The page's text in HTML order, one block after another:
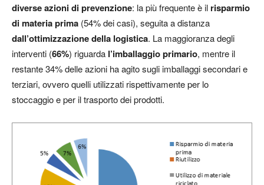
diverse azioni di prevenzione: la più frequente è il risparmio
di materia prima (54% dei casi), seguita a distanza
dall’ottimizzazione della logistica. La maggioranza degli
interventi (66%) riguarda l’imballaggio primario, mentre il
restante 34% delle azioni ha agito sugli imballaggi secondari e
terziari, ovvero quelli utilizzati rispettivamente per lo
stoccaggio e per il trasporto dei prodotti.